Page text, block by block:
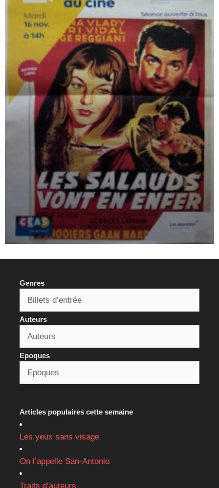
Genres
Auteurs
Epoques
Articles populaires cette semaine
Les yeux sans visage
On l’appelle San-Antonio
Traits d’auteurs